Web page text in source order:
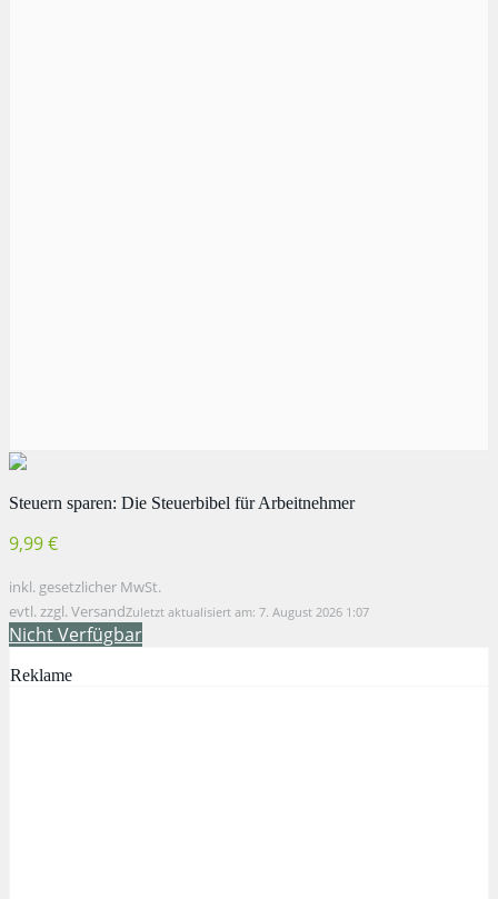
Steuern sparen: Die Steuerbibel für Arbeitnehmer
9,99 €
inkl. gesetzlicher MwSt.
evtl. zzgl. VersandZuletzt aktualisiert am: 7. August 2026 1:07
Nicht Verfügbar
Reklame